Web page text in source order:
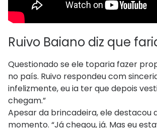
Ruivo Baiano diz que
Questionado se ele toparia fazer
no país. Ruivo respondeu com
infelizmente, eu ia ter que depois
chegam.”
Apesar da brincadeira, ele destacou
momento. “Já chegou, já. Mas eu